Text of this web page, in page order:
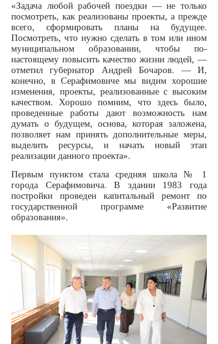
«Задача любой рабочей поездки — не только
посмотреть, как реализованы проекты, а прежде
всего, сформировать планы на будущее.
Посмотреть, что нужно сделать в том или ином
муниципальном образовании, чтобы по-
настоящему повысить качество жизни людей, —
отметил губернатор Андрей Бочаров. — И,
конечно, в Серафимовиче мы видим хорошие
изменения, проекты, реализованные с высоким
качеством. Хорошо помним, что здесь было,
проведенные работы дают возможность нам
думать о будущем, основа, которая заложена,
позволяет нам принять дополнительные меры,
выделить ресурсы, и начать новый этап
реализации данного проекта».
Первым пунктом стала средняя школа № 1
города Серафимовича. В здании 1983 года
постройки проведен капитальный ремонт по
государственной программе «Развитие
образования».